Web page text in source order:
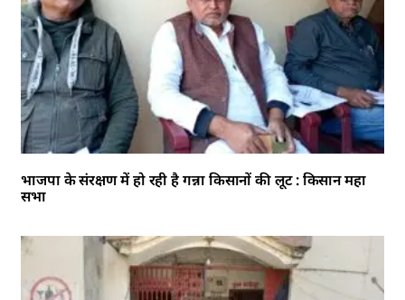
भाजपा के संरक्षण में हो रही है गन्ना किसानों की लूट : किसान महा
सभा